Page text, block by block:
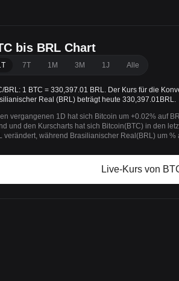
bis BRL Chart
7T 1M 3M 1J Alle
BRL: 1 BTC = 330,397.01 BRL. Der Kurs für die
Real (BRL) beträgt heute 330,397.01BRL.
vergangenen 1D hat sich Bitcoin um +0.02% auf
und den Kurscharts hat sich Bitcoin(BTC) in den
verändert, während Brasilianischer Real(BRL) um
Live-Kurs von